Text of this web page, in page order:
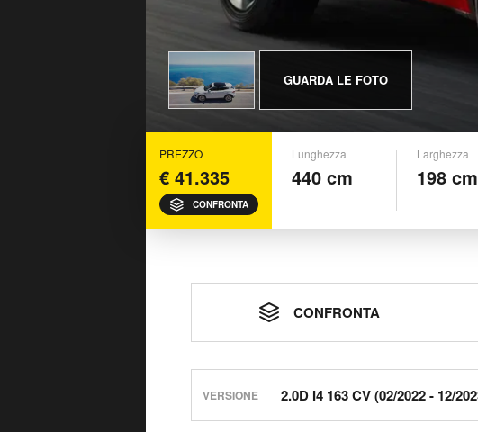
GUARDA LE FOTO
PREZZO
€ 41.335
CONFRONTA
Lunghezza
440 cm
Larghezza
198 cm
CONFRONTA
VERSIONE